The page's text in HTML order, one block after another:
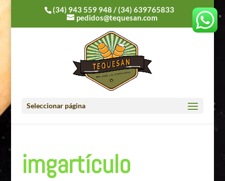
(34) 943 559 948 /(34) 639765833
pedidos@tequesan.com
Seleccionar página
imgartículo